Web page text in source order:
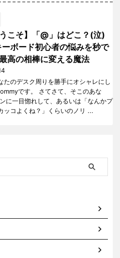
うこそ】「@」はどこ？(泣)
ーボード初心者の悩みを秒で
高の相棒に変える魔法
たのデスク周りを勝手にオシャレにし
です。 さてさて、そこのあな
に一目惚れして、あるいは「なんかプ
ッコよくね？」くらいのノリ ...